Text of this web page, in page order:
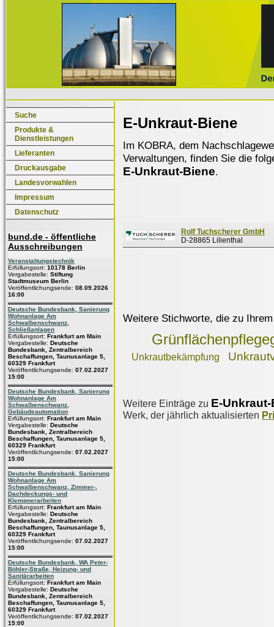
Suche
Produkte &
Dienstleistungen
Lieferanten
Druckausgabe
Landesvorwahlen
Impressum
Datenschutz
bund.de - öffentliche
Ausschreibungen
Veranstaltungstechnik
Erfüllungsort: 10178 Berlin
Vergabestelle: Stiftung
Stadtmuseum Berlin
Veröffentlichungsende: 08.09.2026
16:00
Deutsche Bundesbank, Sanierung
Wohnanlage Am
Schwalbenschwanz,
Schließanlagen
Erfüllungsort: Frankfurt am Main
Vergabestelle: Deutsche
Bundesbank, Zentralbereich
Beschaffungen, Taunusanlage 5,
60329 Frankfurt
Veröffentlichungsende: 07.02.2027
15:00
Deutsche Bundesbank, Sanierung
Wohnanlage Am
Schwalbenschwanz,
Gebäudeautomation
Erfüllungsort: Frankfurt am Main
Vergabestelle: Deutsche
Bundesbank, Zentralbereich
Beschaffungen, Taunusanlage 5,
60329 Frankfurt
Veröffentlichungsende: 07.02.2027
15:00
Deutsche Bundesbank, Sanierung
Wohnanlage Am
Schwalbenschwanz, Zimmer-,
Dachdeckungs- und
Klempnerarbeiten
Erfüllungsort: Frankfurt am Main
Vergabestelle: Deutsche
Bundesbank, Zentralbereich
Beschaffungen, Taunusanlage 5,
60329 Frankfurt
Veröffentlichungsende: 07.02.2027
15:00
Deutsche Bundesbank, WA Peter-
Böhler-Straße, Heizung- und
Sanitärarbeiten
Erfüllungsort: Frankfurt am Main
Vergabestelle: Deutsche
Bundesbank, Zentralbereich
Beschaffungen, Taunusanlage 5,
60329 Frankfurt
Veröffentlichungsende: 07.02.2027
15:00
E-Unkraut-Biene
Im KOBRA, dem
Verwaltungen, finden Sie die
E-Unkraut-Biene.
Rolf Tuchscherer GmbH
D-28865 Lilienthal
Weitere Stichworte, die zu
Unkrautbekämpfung
Weitere Einträge zu E-
Werk, der jährlich aktualisierten